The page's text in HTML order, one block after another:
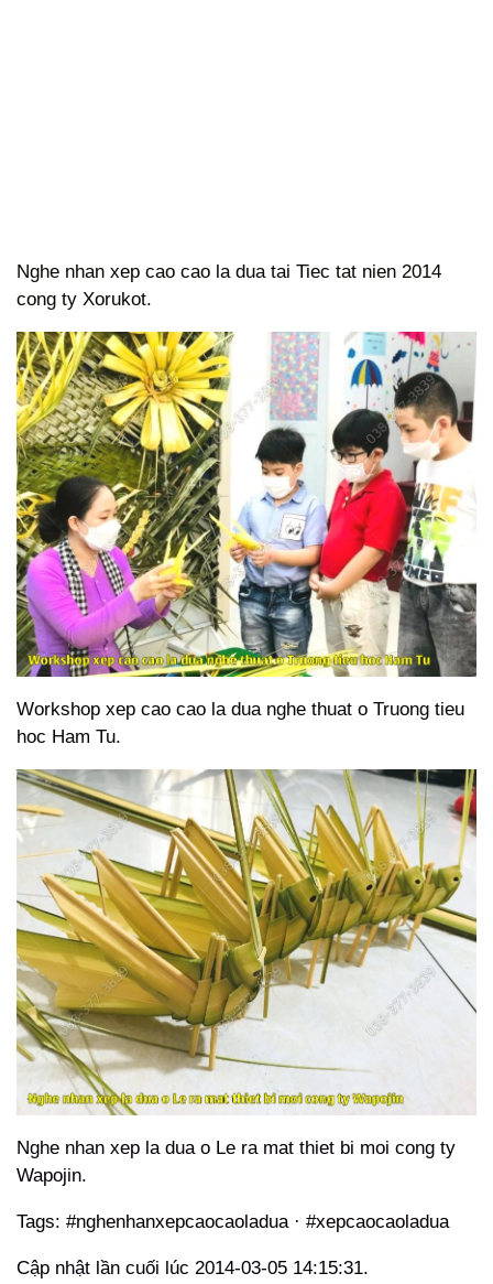
Nghe nhan xep cao cao la dua tai Tiec tat nien 2014
cong ty Xorukot.
Workshop xep cao cao la dua nghe thuat o Truong tieu
hoc Ham Tu.
Nghe nhan xep la dua o Le ra mat thiet bi moi cong ty
Wapojin.
Tags: #nghenhanxepcaocaoladua · #xepcaocaoladua
Cập nhật lần cuối lúc 2014-03-05 14:15:31.